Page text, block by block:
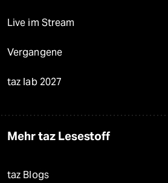
Live im Stream
Vergangene
taz lab 2027
Mehr taz Lesestoff
taz Blogs